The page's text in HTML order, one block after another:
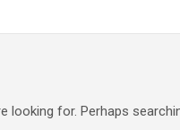
looking for. Perhaps